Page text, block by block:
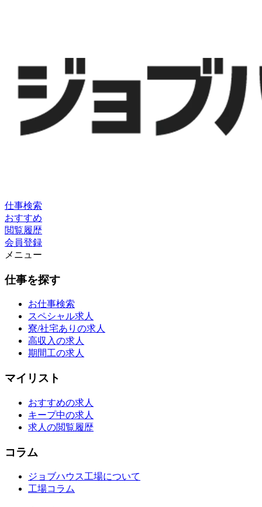
仕事検索
おすすめ
閲覧履歴
会員登録
メニュー
仕事を探す
お仕事検索
スペシャル求人
寮/社宅ありの求人
高収入の求人
期間工の求人
マイリスト
おすすめの求人
キープ中の求人
求人の閲覧履歴
コラム
ジョブハウス工場について
工場コラム